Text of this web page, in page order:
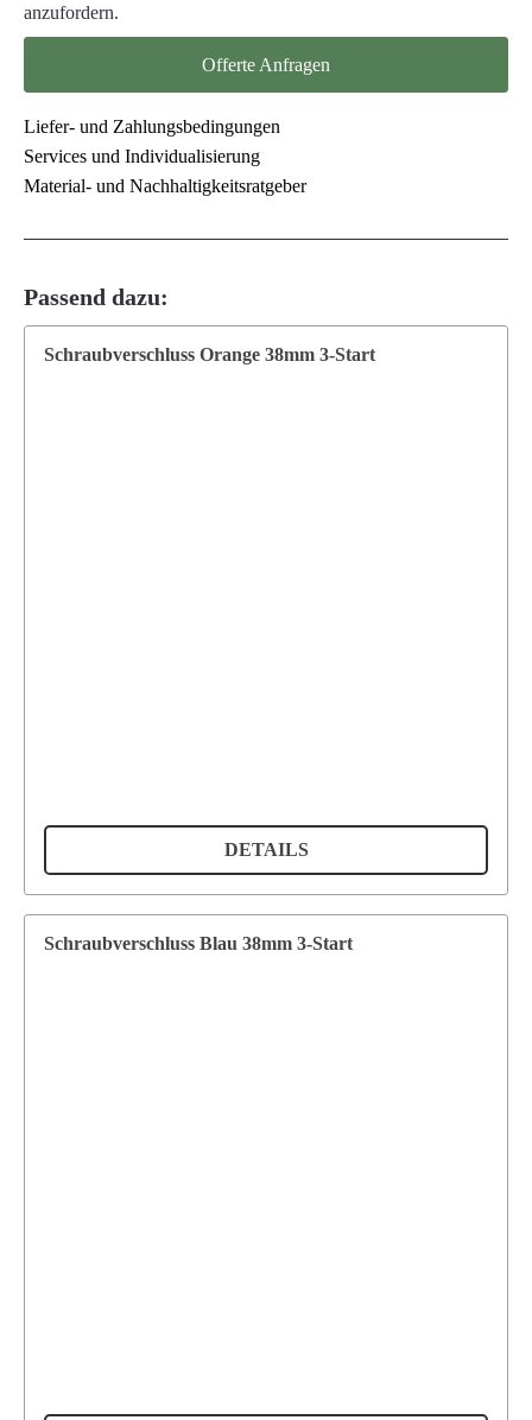
anzufordern.
Offerte Anfragen
Liefer- und Zahlungsbedingungen
Services und Individualisierung
Material- und Nachhaltigkeitsratgeber
Passend dazu:
Schraubverschluss Orange 38mm 3-Start
DETAILS
Schraubverschluss Blau 38mm 3-Start